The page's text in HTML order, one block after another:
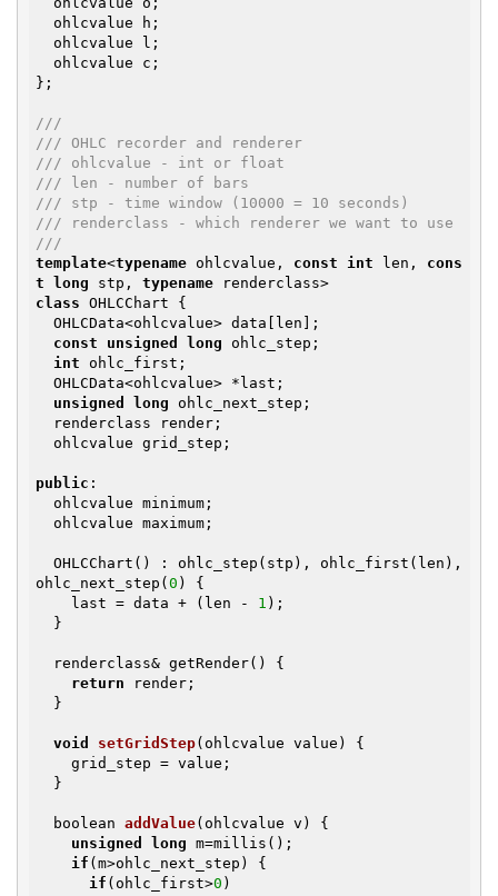
};
///
/// OHLC recorder and renderer
/// ohlcvalue - int or float
/// len - number of bars
/// stp - time window (10000 = 10 seconds)
/// renderclass - which renderer we want to use
///
template<typename ohlcvalue, const int len, cons
t
long stp, typename
class OHLCChart {
const
unsigned long ohlc_step;
int ohlc_first;
unsigned
long ohlc_next_step;
public :
ohlc_next_step( 0 ) {
    last = data + (len -
1 );
return render;
void setGridStep(ohlcvalue value)
{
boolean addValue(ohlcvalue v)
{
unsigned
long m=millis();
if (m>ohlc_next_step) {
if (ohlc_first>0 )